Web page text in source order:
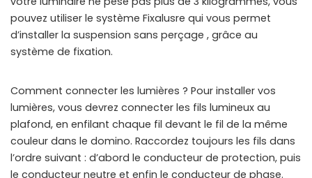
pouvez utiliser le système Fixalusre qui vous permet
d’installer la suspension sans perçage , grâce au
système de fixation.
Comment connecter les lumières ? Pour installer vos
lumières, vous devrez connecter les fils lumineux au
plafond, en enfilant chaque fil devant le fil de la même
couleur dans le domino. Raccordez toujours les fils dans
l’ordre suivant : d’abord le conducteur de protection, puis
le conducteur neutre et enfin le conducteur de phase.